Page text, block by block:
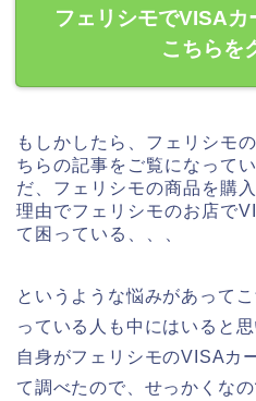
フェリシモでVISA
こちらを
もしかしたら、フェリシモ
ちらの記事をご覧になって
だ、フェリシモの商品を購
理由でフェリシモのお店で
て困っている、、、
というような悩みがあって
っている人も中にはいると
自身がフェリシモのVISAカ
て調べたので、せっかくな